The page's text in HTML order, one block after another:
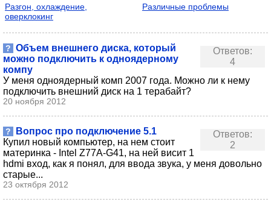
Разгон, охлаждение,
оверклокинг
Различные проблемы
Ответов:
4
? Объем внешнего диска, который
можно подключить к одноядерному
компу
У меня одноядерный комп 2007 года. Можно ли к нему
подключить внешний диск на 1 терабайт?
20 ноября 2012
Ответов:
2
?
Вопрос про подключение 5.1
Купил новый компьютер, на нем стоит
материнка - Intel Z77A-G41, на ней висит 1
hdmi вход, как я понял, для ввода звука, у меня довольно
старые...
23 октября 2012